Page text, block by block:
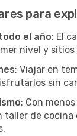
para
el año: El
nivel y
: Viajar en
sin
: Con
taller de